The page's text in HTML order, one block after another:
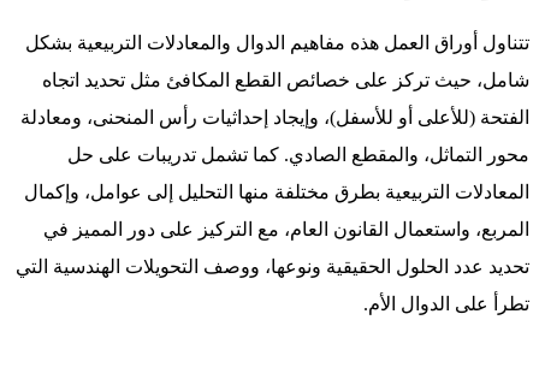
تتناول أوراق العمل هذه مفاهيم الدوال والمعادلات التربيعية بشكل
شامل، حيث تركز على خصائص القطع المكافئ مثل تحديد اتجاه
الفتحة (للأعلى أو للأسفل)، وإيجاد إحداثيات رأس المنحنى، ومعادلة
محور التماثل، والمقطع الصادي. كما تشمل تدريبات على حل
المعادلات التربيعية بطرق مختلفة منها التحليل إلى عوامل، وإكمال
المربع، واستعمال القانون العام، مع التركيز على دور المميز في
تحديد عدد الحلول الحقيقية ونوعها، ووصف التحويلات الهندسية التي
تطرأ على الدوال الأم.